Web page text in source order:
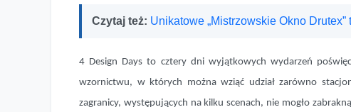
Czytaj też: Unikatowe „Mistrzowskie Okno
4 Design Days to cztery dni wyjątkowych wydarzeń
wzornictwu, w których można wziąć udział zarówno
zagranicy, występujących na kilku scenach, nie mogło